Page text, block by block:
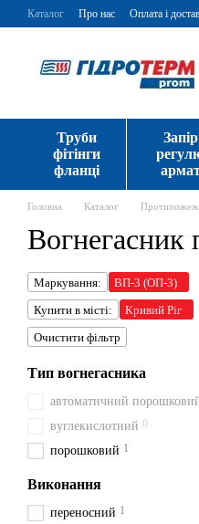
Перейти до основного контенту
Каталог Про нас Оплата і
Труби
фітінги
фланці
Головна Каталог
Маркування:
ВП-3 (ОП-3)
Купити в місті:
Кривий Ріг
Очистити фільтр
Тип вогнегасника
автоматичний
вуглекислотний 0
порошковий 1
Виконання
переносний 1